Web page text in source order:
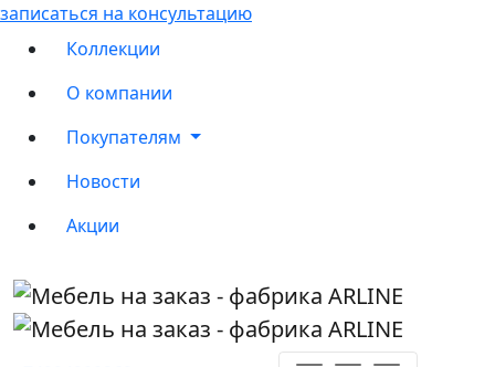
записаться на консультацию
Коллекции
О компании
Покупателям
Новости
Акции